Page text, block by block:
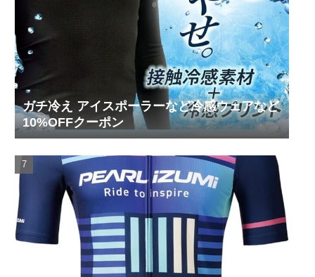
ガチ冷え アイスポーラーなど冷感ウェアなど
10%OFFクーポン